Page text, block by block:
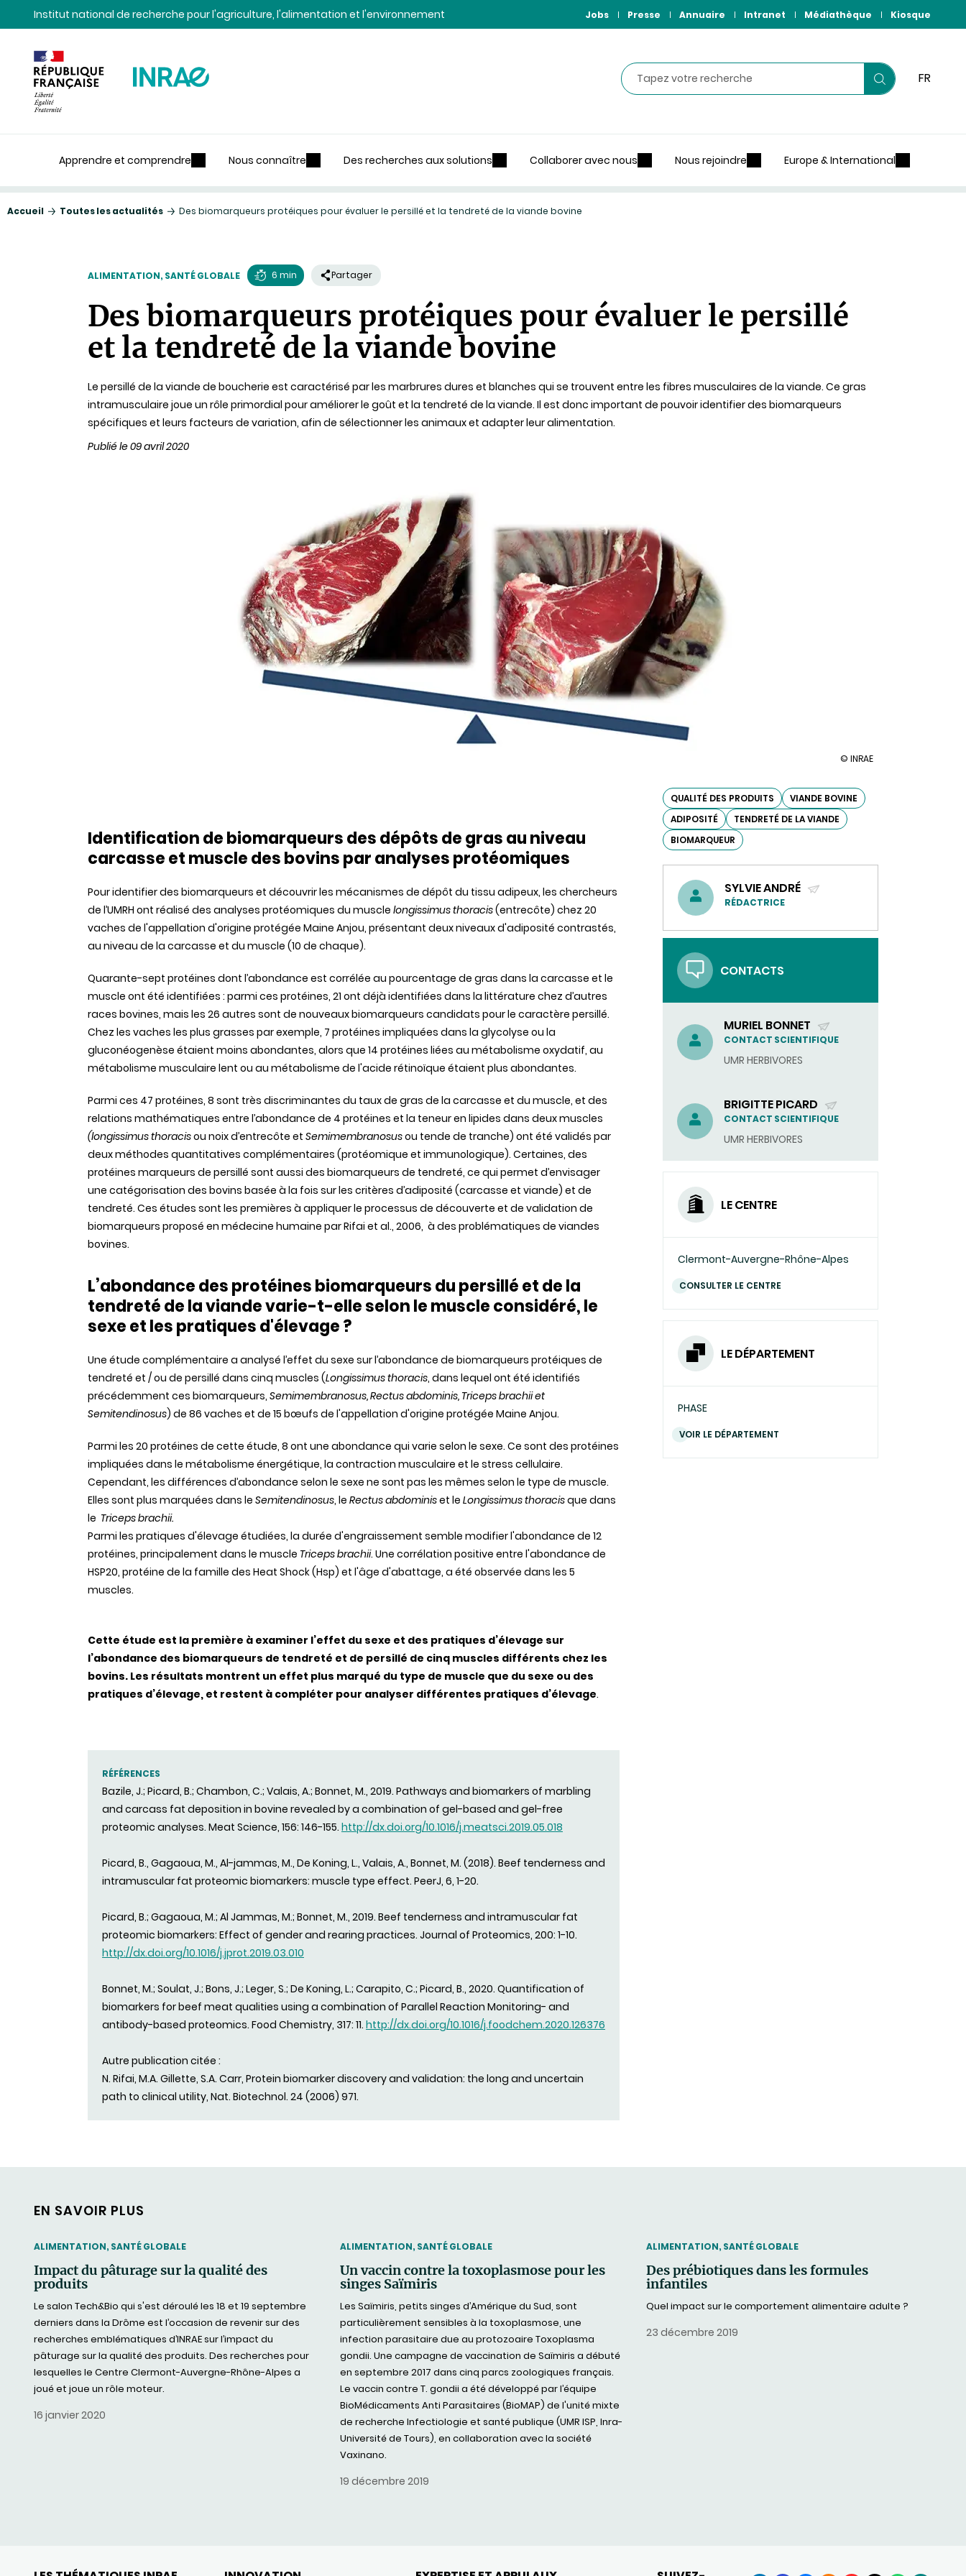
Contenu
Recherche
NavigationInstitut national de recherche pour l'agriculture, l'alimentation et l'environnement Jobs Presse Annuaire Intranet Médiathèque Kiosque
Rechercher
Lancer
FR
Apprendre et comprendre Nous connaître Des recherches aux solutions Collaborer avec nous Nous rejoindre Europe & International
Accueil Toutes les actualités Des biomarqueurs protéiques pour évaluer le persillé et la tendreté de la viande bovine
ALIMENTATION, SANTÉ GLOBALE
de
lecture
6 min Partager
Des biomarqueurs protéiques pour évaluer le persillé
et la tendreté de la viande bovine
Le persillé de la viande de boucherie est caractérisé par les marbrures dures et blanches qui se trouvent entre les fibres musculaires de la viande. Ce gras
intramusculaire joue un rôle primordial pour améliorer le goût et la tendreté de la viande. Il est donc important de pouvoir identifier des biomarqueurs
spécifiques et leurs facteurs de variation, afin de sélectionner les animaux et adapter leur alimentation.
Publié le 09 avril 2020
illustration
protéiques
pour
évaluer
le
la
bovine
© INRAE
Identification de biomarqueurs des dépôts de gras au niveau
carcasse et muscle des bovins par analyses protéomiques
Pour identifier des biomarqueurs et découvrir les mécanismes de dépôt du tissu adipeux, les chercheurs
de l’UMRH ont réalisé des analyses protéomiques du muscle longissimus thoracis(entrecôte) chez 20
vaches de l'appellation d'origine protégée Maine Anjou, présentant deux niveaux d'adiposité contrastés,
au niveau de la carcasse et du muscle (10 de chaque).
Quarante-sept protéines dont l’abondance est corrélée au pourcentage de gras dans la carcasse et le
muscle ont été identifiées : parmi ces protéines, 21 ont déjà identifiées dans la littérature chez d’autres
races bovines, mais les 26 autres sont de nouveaux biomarqueurs candidats pour le caractère persillé.
Chez les vaches les plus grasses par exemple, 7 protéines impliquées dans la glycolyse ou la
gluconéogenèse étaient moins abondantes, alors que 14 protéines liées au métabolisme oxydatif, au
métabolisme musculaire lent ou au métabolisme de l'acide rétinoïque étaient plus abondantes.
Parmi ces 47 protéines, 8 sont très discriminantes du taux de gras de la carcasse et du muscle, et des
relations mathématiques entre l’abondance de 4 protéines et la teneur en lipides dans deux muscles
(longissimus thoracisou noix d’entrecôte et Semimembranosusou tende de tranche) ont été validés par
deux méthodes quantitatives complémentaires (protéomique et immunologique). Certaines, des
protéines marqueurs de persillé sont aussi des biomarqueurs de tendreté, ce qui permet d’envisager
une catégorisation des bovins basée à la fois sur les critères d’adiposité (carcasse et viande) et de
tendreté. Ces études sont les premières à appliquer le processus de découverte et de validation de
biomarqueurs proposé en médecine humaine par Rifai et al., 2006, à des problématiques de viandes
bovines.
L’abondance des protéines biomarqueurs du persillé et de la
tendreté de la viande varie-t-elle selon le muscle considéré, le
sexe et les pratiques d'élevage ?
Une étude complémentaire a analysé l’effet du sexe sur l’abondance de biomarqueurs protéiques de
tendreté et / ou de persillé dans cinq muscles (Longissimus thoracis, dans lequel ont été identifiés
précédemment ces biomarqueurs, Semimembranosus, Rectus abdominis, Triceps brachii et
Semitendinosus) de 86 vaches et de 15 bœufs de l'appellation d'origine protégée Maine Anjou.
Parmi les 20 protéines de cette étude, 8 ont une abondance qui varie selon le sexe. Ce sont des protéines
impliquées dans le métabolisme énergétique, la contraction musculaire et le stress cellulaire.
Cependant, les différences d’abondance selon le sexe ne sont pas les mêmes selon le type de muscle.
Elles sont plus marquées dans le Semitendinosus, le Rectus abdominiset le Longissimus thoracisque dans
le Triceps brachii.
Parmi les pratiques d'élevage étudiées, la durée d'engraissement semble modifier l'abondance de 12
protéines, principalement dans le muscle Triceps brachii. Une corrélation positive entre l'abondance de
HSP20, protéine de la famille des Heat Shock (Hsp) et l'âge d'abattage, a été observée dans les 5
muscles.
Cette étude est la première à examiner l’effet du sexe et des pratiques d’élevage sur
l’abondance des biomarqueurs de tendreté et de persillé de cinq muscles différents chez les
bovins. Les résultats montrent un effet plus marqué du type de muscle que du sexe ou des
pratiques d’élevage, et restent à compléter pour analyser différentes pratiques d’élevage.
RÉFÉRENCES
Bazile, J.; Picard, B.; Chambon, C.; Valais, A.; Bonnet, M., 2019. Pathways and biomarkers of marbling
and carcass fat deposition in bovine revealed by a combination of gel-based and gel-free
proteomic analyses. Meat Science, 156: 146-155. http://dx.doi.org/10.1016/j.meatsci.2019.05.018
Picard, B., Gagaoua, M., Al-jammas, M., De Koning, L., Valais, A., Bonnet, M. (2018). Beef tenderness and
intramuscular fat proteomic biomarkers: muscle type effect. PeerJ, 6, 1-20.
Picard, B.; Gagaoua, M.; Al Jammas, M.; Bonnet, M., 2019. Beef tenderness and intramuscular fat
proteomic biomarkers: Effect of gender and rearing practices. Journal of Proteomics, 200: 1-10.
http://dx.doi.org/10.1016/j.jprot.2019.03.010
Bonnet, M.; Soulat, J.; Bons, J.; Leger, S.; De Koning, L.; Carapito, C.; Picard, B., 2020. Quantification of
biomarkers for beef meat qualities using a combination of Parallel Reaction Monitoring- and
antibody-based proteomics. Food Chemistry, 317: 11. http://dx.doi.org/10.1016/j.foodchem.2020.126376
Autre publication citée :
N. Rifai, M.A. Gillette, S.A. Carr, Protein biomarker discovery and validation: the long and uncertain
path to clinical utility, Nat. Biotechnol. 24 (2006) 971.
QUALITÉ DES PRODUITS
VIANDE BOVINE
ADIPOSITÉ
TENDRETÉ DE LA VIANDE
BIOMARQUEUR
SYLVIE ANDRÉ
(ENVOYER
COURRIEL)
RÉDACTRICE
CONTACTS
MURIEL BONNET
(ENVOYER
UN
CONTACT SCIENTIFIQUE
UMR HERBIVORES
BRIGITTE PICARD
(ENVOYER
UN
CONTACT SCIENTIFIQUE
UMR HERBIVORES
LE CENTRE
Clermont-Auvergne-Rhône-Alpes
CONSULTER LE CENTRE
LE DÉPARTEMENT
PHASE
VOIR LE DÉPARTEMENT
EN SAVOIR PLUS
THEMATIC
ALIMENTATION, SANTÉ GLOBALE
Impact du pâturage sur la qualité des
produits
Le salon Tech&Bio qui s'est déroulé les 18 et 19 septembre
derniers dans la Drôme est l’occasion de revenir sur des
recherches emblématiques d’INRAE sur l’impact du
pâturage sur la qualité des produits. Des recherches pour
lesquelles le Centre Clermont-Auvergne-Rhône-Alpes a
joué et joue un rôle moteur.
16 janvier 2020
THEMATIC
ALIMENTATION, SANTÉ GLOBALE
Un vaccin contre la toxoplasmose pour les
singes Saïmiris
Les Saïmiris, petits singes d’Amérique du Sud, sont
particulièrement sensibles à la toxoplasmose, une
infection parasitaire due au protozoaire Toxoplasma
gondii. Une campagne de vaccination de Saïmiris a débuté
en septembre 2017 dans cinq parcs zoologiques français.
Le vaccin contre T. gondii a été développé par l’équipe
BioMédicaments Anti Parasitaires (BioMAP) de l'unité mixte
de recherche Infectiologie et santé publique (UMR ISP, Inra-
Université de Tours), en collaboration avec la société
Vaxinano.
19 décembre 2019
THEMATIC
ALIMENTATION, SANTÉ GLOBALE
Des prébiotiques dans les formules
infantiles
Quel impact sur le comportement alimentaire adulte ?
23 décembre 2019